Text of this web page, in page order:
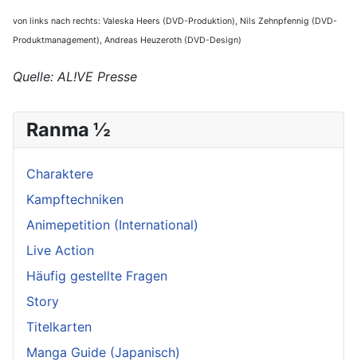
von links nach rechts: Valeska Heers (DVD-Produktion), Nils Zehnpfennig (DVD-
Produktmanagement), Andreas Heuzeroth (DVD-Design)
Quelle: AL!VE Presse
Ranma ½
Charaktere
Kampftechniken
Animepetition (International)
Live Action
Häufig gestellte Fragen
Story
Titelkarten
Manga Guide (Japanisch)